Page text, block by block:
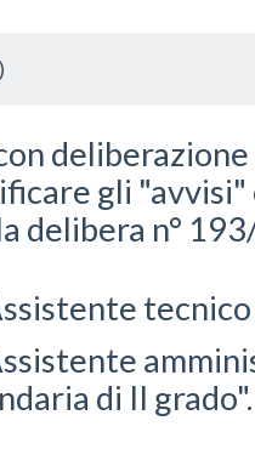
gli "avvisi"
delibera n°
di II grado".